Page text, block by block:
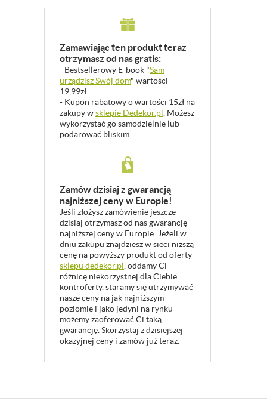
Zamawiając ten produkt teraz
otrzymasz od nas gratis:
- Bestsellerowy E-book "Sam
urządzisz Swój dom" wartości
19,99zł
- Kupon rabatowy o wartości 15zł na
zakupy wsklepie Dedekor.pl. Możesz
wykorzystać go samodzielnie lub
podarować bliskim.
Zamów dzisiaj z gwarancją
najniższej ceny w Europie!
Jeśli złożysz zamówienie jeszcze
dzisiaj otrzymasz od nas gwarancję
najniższej ceny w Europie: Jeżeli w
dniu zakupu znajdziesz w sieci niższą
cenę na powyższy produkt od oferty
sklepu dedekor.pl, oddamy Ci
różnicę niekorzystnej dla Ciebie
kontroferty. staramy się utrzymywać
nasze ceny na jak najniższym
poziomie i jako jedyni na rynku
możemy zaoferować Ci taką
gwarancję. Skorzystaj z dzisiejszej
okazyjnej ceny i zamów już teraz.